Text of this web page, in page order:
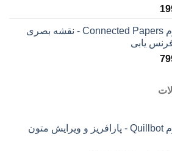
اکانت پرمیوم Connected Papers - نقشه بصری
یابی
اکانت پرمیوم Quillbot - پارافریز و ویرایش متون